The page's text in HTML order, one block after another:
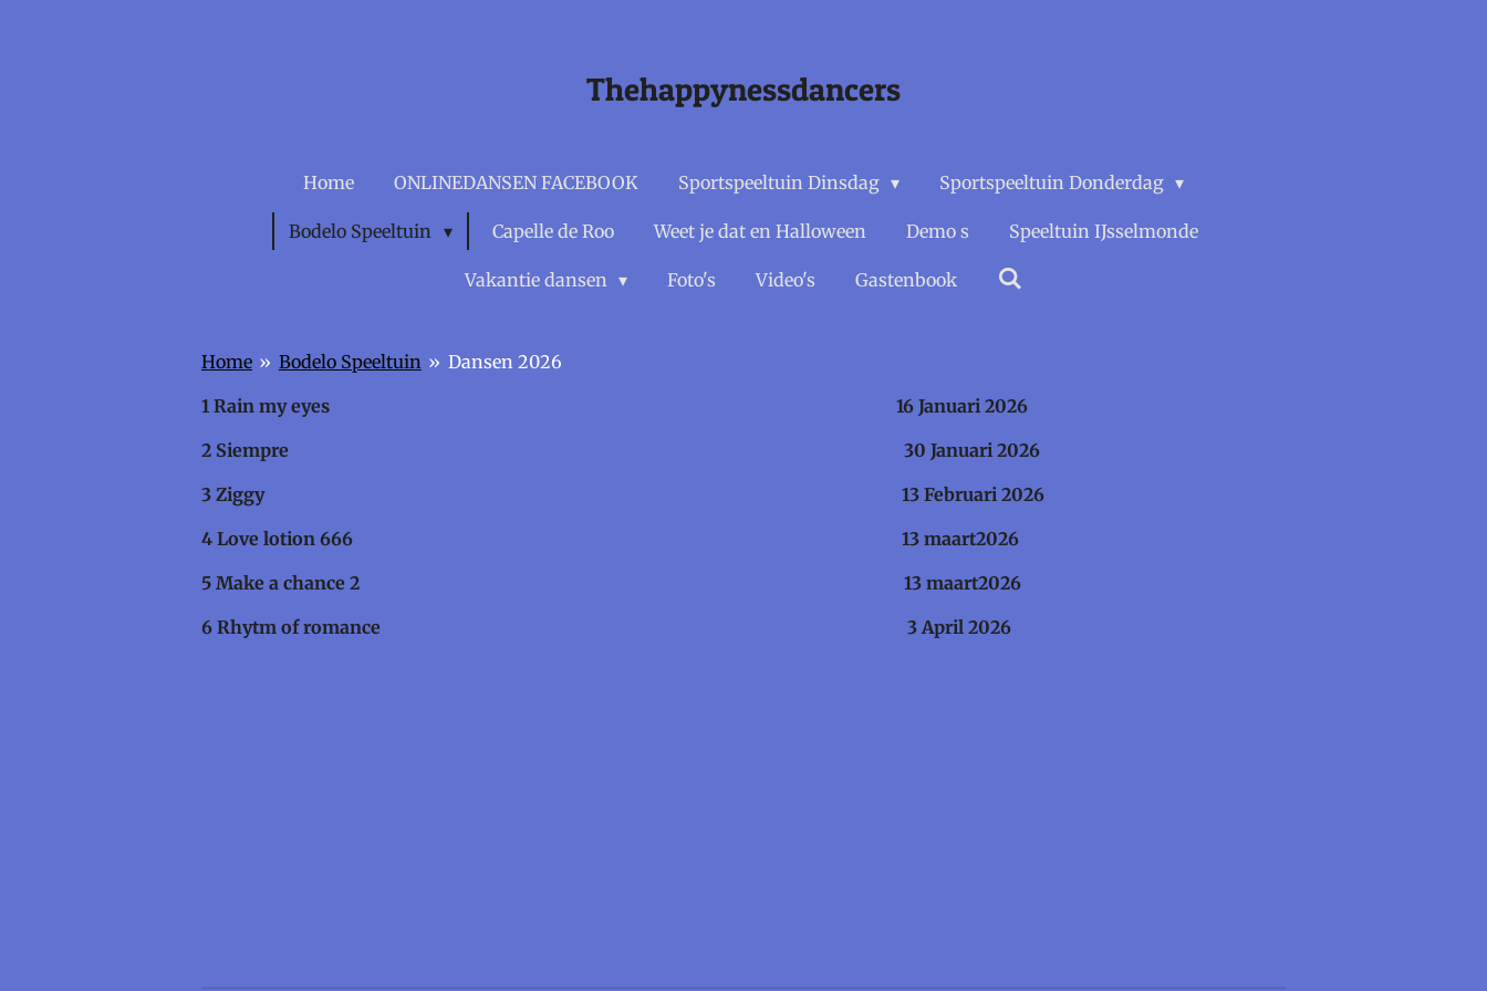
Thehappynessdancers
Home ONLINEDANSEN FACEBOOK Sportspeeltuin Dinsdag Sportspeeltuin Donderdag
Bodelo Speeltuin Capelle de Roo Weet je dat en Halloween Demo s Speeltuin IJsselmonde
Vakantie dansen Foto's Video's Gastenbook
Home » Bodelo Speeltuin » Dansen 2026
1 Rain my eyes 16 Januari 2026
2 Siempre 30 Januari 2026
3 Ziggy 13 Februari 2026
4 Love lotion 666 13 maart2026
5 Make a chance 2 13 maart2026
6 Rhytm of romance 3 April 2026